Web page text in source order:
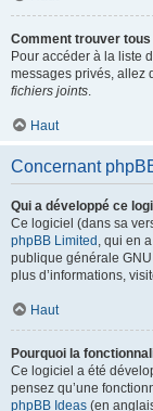
Comment trouver
Pour accéder à la liste
messages privés, allez
fichiers joints.
Haut
Concernant
Qui a développé ce
Ce logiciel (dans sa
phpBB Limited , qui en
publique générale
plus d’informations,
Haut
Pourquoi la
Ce logiciel a été
pensez qu’une
phpBB Ideas (en